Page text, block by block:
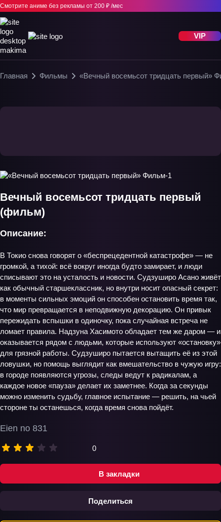
Смотрите аниме без рекламы от 200 ₽ /мес
VIP
Главная Фильмы «Вечный восемьсот тридцать первый»
В закладки
Поделиться
Вечный восемьсот тридцать первый
(фильм)
Eien no 831
0
Описание:
В Токио снова говорят о «беспрецедентной катастрофе» — не
громкой, а тихой: всё вокруг иногда будто замирает, и люди
списывают это на усталость и новости. Судзуширо Асано живёт
как обычный старшеклассник, но внутри носит опасный секрет:
в моменты сильных эмоций он способен остановить время так,
что мир превращается в неподвижную декорацию. Он привык
пережидать вспышки в одиночку, пока случайная встреча не
ломает правила. Надзуна Хасимото обладает тем же даром — и
оказывается рядом с людьми, которые используют «остановку»
для грязной работы. Судзуширо пытается вытащить её из этой
ловушки, но помощь выглядит как вмешательство в чужую игру:
в городе появляются угрозы, следы ведут к радикалам, а
каждое новое «пауза» делает их заметнее. Когда за секунды
можно изменить судьбу, главное испытание — решить, на чьей
стороне ты останешься, когда время снова пойдёт.